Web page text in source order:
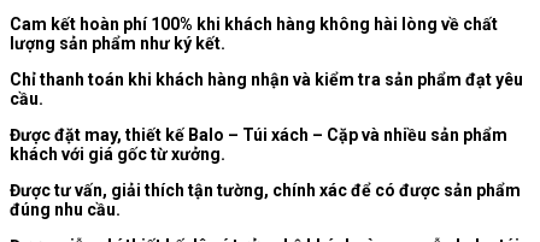
Cam kết hoàn phí 100% khi khách hàng không hài lòng về chất
lượng sản phẩm như ký kết.
Chỉ thanh toán khi khách hàng nhận và kiểm tra sản phẩm đạt yêu
cầu.
Được đặt may, thiết kế Balo – Túi xách – Cặp và nhiều sản phẩm
khách với giá gốc từ xưởng.
Được tư vấn, giải thích tận tường, chính xác để có được sản phẩm
đúng nhu cầu.